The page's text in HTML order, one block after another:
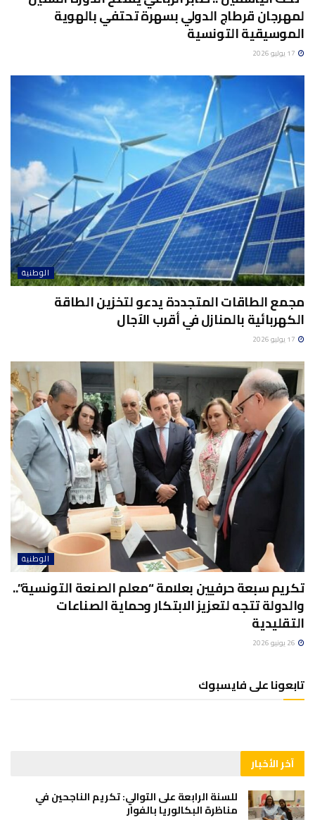
لمهرجان قرطاج الدولي بسهرة تحتفي بالهوية
الموسيقية التونسية
الوطنية
مجمع الطاقات المتجددة يدعو لتخزين الطاقة
الكهربائية بالمنازل في أقرب الآجال
الوطنية
تكريم سبعة حرفيين بعلامة “معلم الصنعة التونسية”..
والدولة تتجه لتعزيز الابتكار وحماية الصناعات
التقليدية
تابعونا على فايسبوك
آخر الأخبار
للسنة الرابعة على التوالي: تكريم الناجحين في
مناظرة البكالوريا بالفوار